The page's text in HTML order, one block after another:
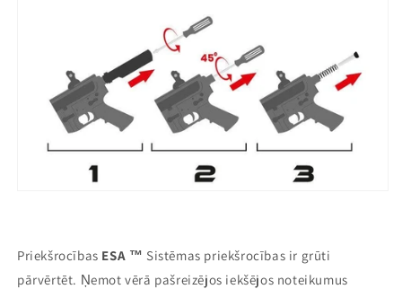
Priekšrocības ESA ™ Sistēmas priekšrocības ir grūti
pārvērtēt. Ņemot vērā pašreizējos iekšējos noteikumus